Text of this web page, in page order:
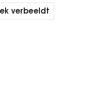
verbeeldt